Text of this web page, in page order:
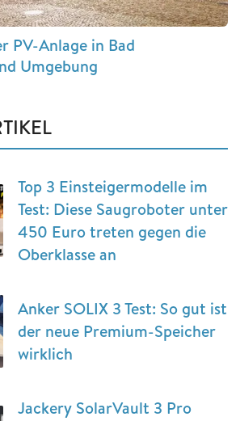
PV-Anlage in Bad
Umgebung
Top 3 Einsteigermodelle im
Test: Diese Saugroboter unter
450 Euro treten gegen die
Oberklasse an
Anker SOLIX 3 Test: So gut ist
der neue Premium-Speicher
wirklich
Jackery SolarVault 3 Pro